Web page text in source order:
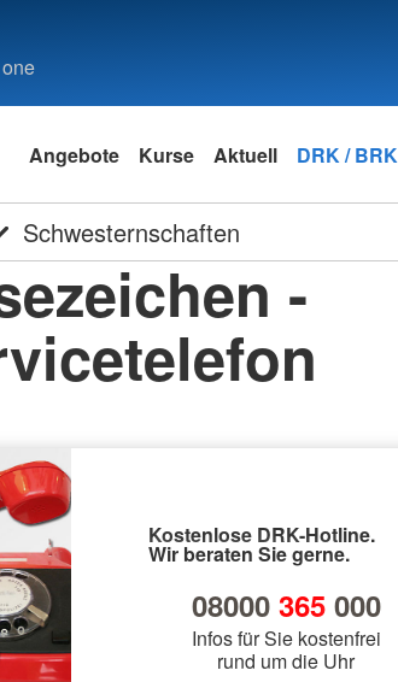
Angebote Kurse Aktuell DRK / BRK
Schwesternschaften
-
Kostenlose DRK-Hotline.
Wir beraten Sie gerne.
08000 365000
Infos für Sie kostenfrei
rund um die Uhr